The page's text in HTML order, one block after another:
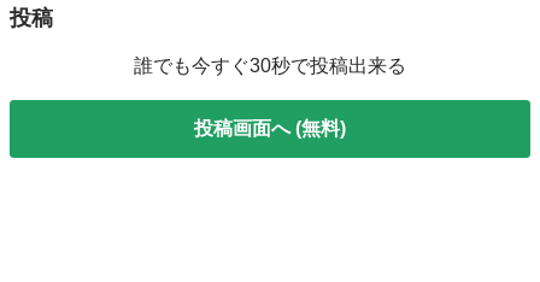
投稿
誰でも今すぐ30秒で投稿出来る
投稿画面へ (無料)